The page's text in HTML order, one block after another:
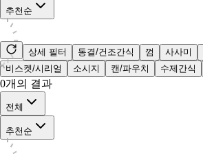
추천순
상세 필터 동결/건조간식 껌 사사미
비스켓/시리얼
소시지 캔/파우치 수제간식
0개의 결과
전체
추천순